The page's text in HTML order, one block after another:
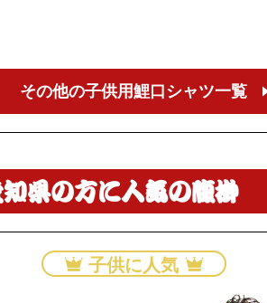
その他の子供用鯉口シャツ一覧
知県の方に人気の腹掛
子供に人気